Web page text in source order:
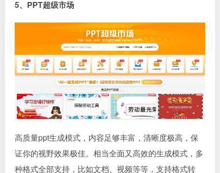
5、PPT超级市场
高质量ppt生成模式，内容足够丰富，清晰度极高，保
证你的视野效果极佳。相当全面又高效的生成模式，多
种格式全部支持，比如文档、视频等等，支持格式转